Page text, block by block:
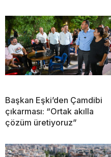
Başkan Eşki’den Çamdibi
çıkarması: “Ortak akılla
çözüm üretiyoruz”